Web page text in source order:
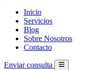
Inicio
Servicios
Blog
Sobre Nosotros
Contacto
Enviar consulta